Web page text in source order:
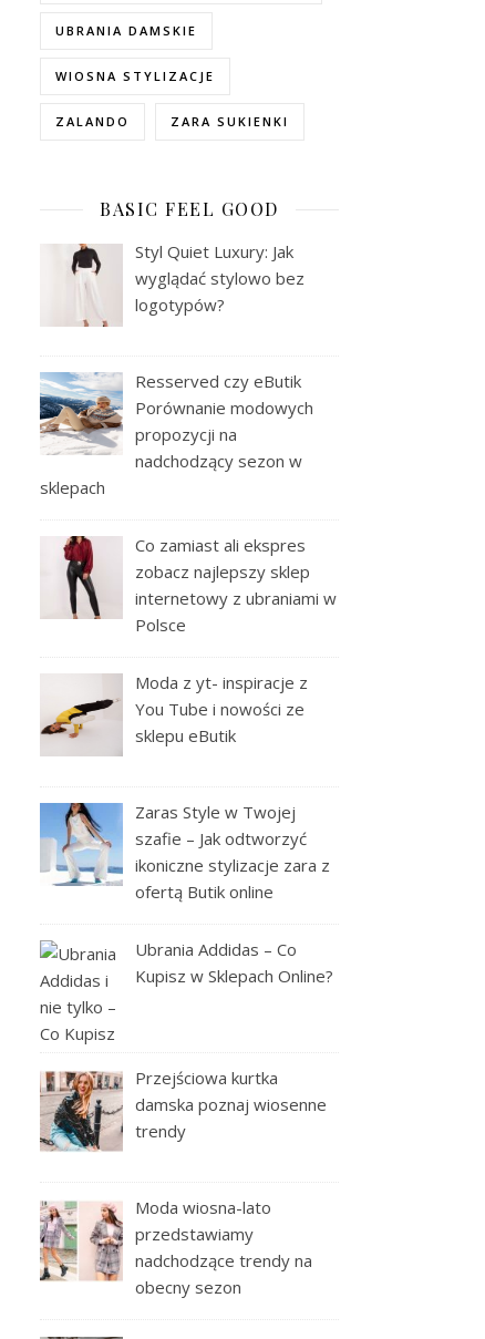
UBRANIA DAMSKIE
WIOSNA STYLIZACJE
ZALANDO ZARA SUKIENKI
BASIC FEEL GOOD
Styl Quiet Luxury: Jak
wyglądać stylowo bez
logotypów?
Resserved czy eButik
Porównanie modowych
propozycji na
nadchodzący sezon w
sklepach
Co zamiast ali ekspres
zobacz najlepszy sklep
internetowy z ubraniami w
Polsce
Moda z yt- inspiracje z
You Tube i nowości ze
sklepu eButik
Zaras Style w Twojej
szafie – Jak odtworzyć
ikoniczne stylizacje zara z
ofertą Butik online
Ubrania Addidas – Co
Kupisz w Sklepach Online?
Przejściowa kurtka
damska poznaj wiosenne
trendy
Moda wiosna-lato
przedstawiamy
nadchodzące trendy na
obecny sezon